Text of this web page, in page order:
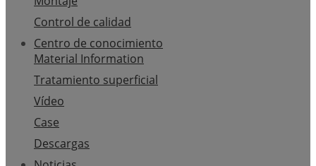
Control de calidad
Centro de conocimiento
Material Information
Tratamiento superficial
Vídeo
Case
Descargas